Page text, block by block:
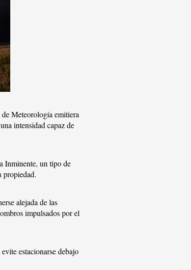
Meteorología emitiera
intensidad capaz de
Inminente, un tipo de
propiedad.
alejada de las
impulsados por el
estacionarse debajo